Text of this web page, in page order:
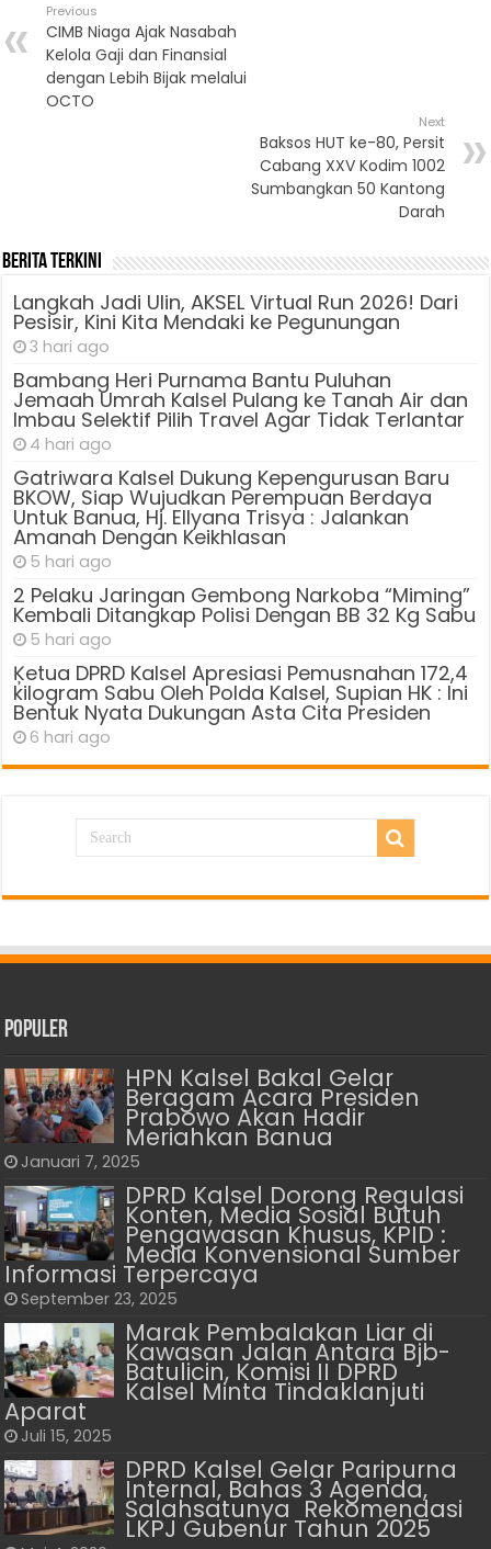
Previous
CIMB Niaga Ajak Nasabah
Kelola Gaji dan Finansial
dengan Lebih Bijak melalui
OCTO
Next
Baksos HUT ke-80, Persit
Cabang XXV Kodim 1002
Sumbangkan 50 Kantong
Darah
Berita Terkini
Langkah Jadi Ulin, AKSEL Virtual Run 2026! Dari
Pesisir, Kini Kita Mendaki ke Pegunungan
3 hari ago
Bambang Heri Purnama Bantu Puluhan
Jemaah Umrah Kalsel Pulang ke Tanah Air dan
Imbau Selektif Pilih Travel Agar Tidak Terlantar
4 hari ago
Gatriwara Kalsel Dukung Kepengurusan Baru
BKOW, Siap Wujudkan Perempuan Berdaya
Untuk Banua, Hj. Ellyana Trisya : Jalankan
Amanah Dengan Keikhlasan
5 hari ago
2 Pelaku Jaringan Gembong Narkoba “Miming”
Kembali Ditangkap Polisi Dengan BB 32 Kg Sabu
5 hari ago
Ķetua DPRD Kalsel Apresiasi Pemusnahan 172,4
kilogram Sabu Oleh Polda Kalsel, Supian HK : Ini
Bentuk Nyata Dukungan Asta Cita Presiden
6 hari ago
Populer
HPN Kalsel Bakal Gelar
Beragam Acara Presiden
Prabowo Akan Hadir
Meriahkan Banua
Januari 7, 2025
DPRD Kalsel Dorong Regulasi
Konten, Media Sosial Butuh
Pengawasan Khusus, KPID :
Media Konvensional Sumber
Informasi Terpercaya
September 23, 2025
Marak Pembalakan Liar di
Kawasan Jalan Antara Bjb-
Batulicin, ‎Komisi II DPRD
Kalsel Minta Tindaklanjuti
Aparat
Juli 15, 2025
DPRD Kalsel Gelar Paripurna
Internal, Bahas 3 Agenda,
Salahsatunya Rekomendasi
LKPJ Gubenur Tahun 2025